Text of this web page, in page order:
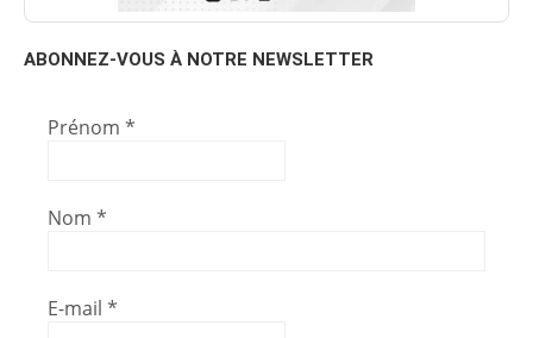
ABONNEZ-VOUS À NOTRE NEWSLETTER
Prénom *
Nom *
E-mail *